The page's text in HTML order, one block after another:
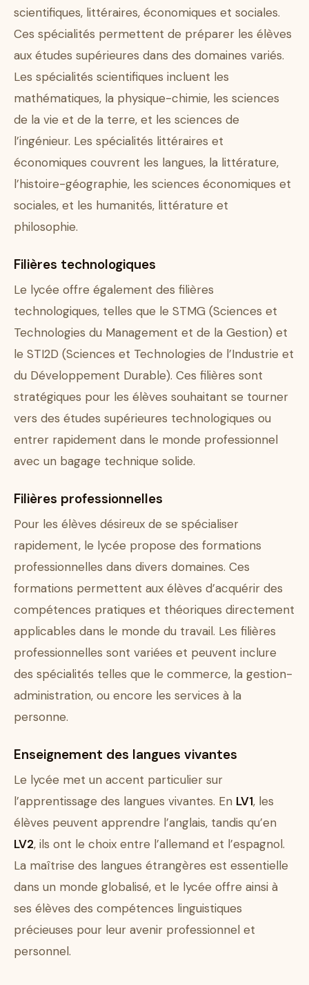
scientifiques, littéraires, économiques et sociales.
Ces spécialités permettent de préparer les élèves
aux études supérieures dans des domaines variés.
Les spécialités scientifiques incluent les
mathématiques, la physique-chimie, les sciences
de la vie et de la terre, et les sciences de
l’ingénieur. Les spécialités littéraires et
économiques couvrent les langues, la littérature,
l’histoire-géographie, les sciences économiques et
sociales, et les humanités, littérature et
philosophie.
Filières technologiques
Le lycée offre également des filières
technologiques, telles que le STMG (Sciences et
Technologies du Management et de la Gestion) et
le STI2D (Sciences et Technologies de l’Industrie et
du Développement Durable). Ces filières sont
stratégiques pour les élèves souhaitant se tourner
vers des études supérieures technologiques ou
entrer rapidement dans le monde professionnel
avec un bagage technique solide.
Filières professionnelles
Pour les élèves désireux de se spécialiser
rapidement, le lycée propose des formations
professionnelles dans divers domaines. Ces
formations permettent aux élèves d’acquérir des
compétences pratiques et théoriques directement
applicables dans le monde du travail. Les filières
professionnelles sont variées et peuvent inclure
des spécialités telles que le commerce, la gestion-
administration, ou encore les services à la
personne.
Enseignement des langues vivantes
Le lycée met un accent particulier sur
l’apprentissage des langues vivantes. En LV1, les
élèves peuvent apprendre l’anglais, tandis qu’en
LV2, ils ont le choix entre l’allemand et l’espagnol.
La maîtrise des langues étrangères est essentielle
dans un monde globalisé, et le lycée offre ainsi à
ses élèves des compétences linguistiques
précieuses pour leur avenir professionnel et
personnel.